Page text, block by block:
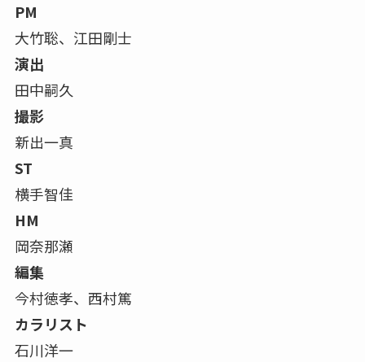
PM
大竹聡、江田剛士
演出
田中嗣久
撮影
新出一真
ST
横手智佳
HM
岡奈那瀬
編集
今村徳孝、西村篤
カラリスト
石川洋一